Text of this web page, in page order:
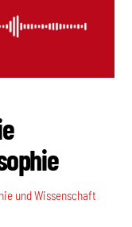
und Wissenschaft